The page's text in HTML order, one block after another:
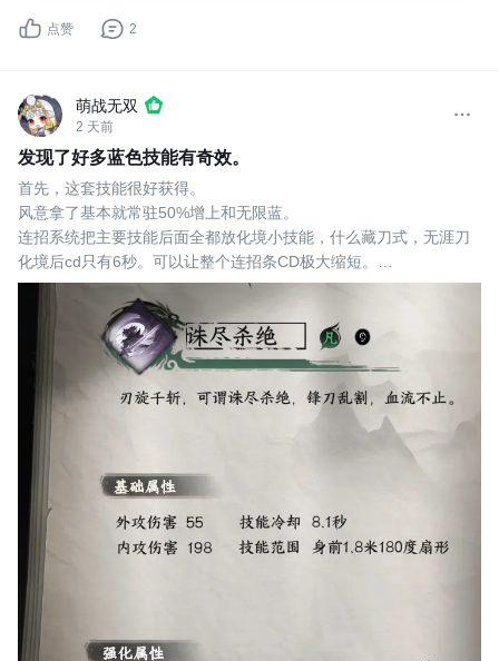
点赞 2
萌战无双
2 天前
发现了好多蓝色技能有奇效。
首先，这套技能很好获得。
风意拿了基本就常驻50%增上和无限蓝。
连招系统把主要技能后面全都放化境小技能，什么藏刀式，无涯刀
化境后cd只有6秒。可以让整个连招条CD极大缩短。
这个丹心昭还不要配和什么吸血的技能，开局利用心法主动的无敌
帧规避伤害把血量减少到50.触发60减伤，配合天赋自带的20减伤，
再来个不老长春功，或者更好的万法森罗，这样直接无脑满减伤。
满减伤了，百分之50血和满血也没啥区别了